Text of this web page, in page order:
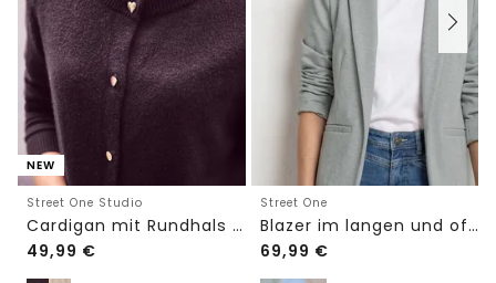
NEW
Street One Studio
Cardigan mit Rundhals und Knöpfen
49,99 €
Street One
Blazer im langen und offenen Schnitt
69,99 €